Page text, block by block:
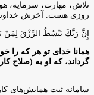
تلاش، مهارت،
روزى هست. آخرش
إِنَّ رَبَّكَ يَبْسُطُ الرِّزْقَ لِمَنْ
همانا خدای تو هر که را
گرداند، که او به (صلاح
سامانه ثبت همایش‌های